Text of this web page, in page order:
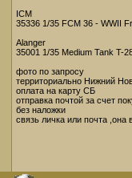
ICM
35336 1/35 FCM 36 - WWII
Alanger
35001 1/35 Medium Tank T-
фото по запросу
территориально Нижний
оплата на карту СБ
отправка почтой за счет
без наложки
связь личка или почта ,она